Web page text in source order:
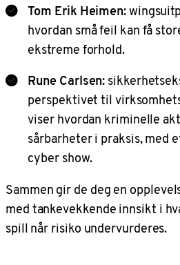
Tom Erik Heimen:
hvordan små feil kan få
ekstreme forhold.
Rune Carlsen:
perspektivet til
viser hvordan kriminelle
sårbarheter i praksis, med
cyber show.
Sammen gir de deg en
med tankevekkende innsikt i
spill når risiko undervurderes.